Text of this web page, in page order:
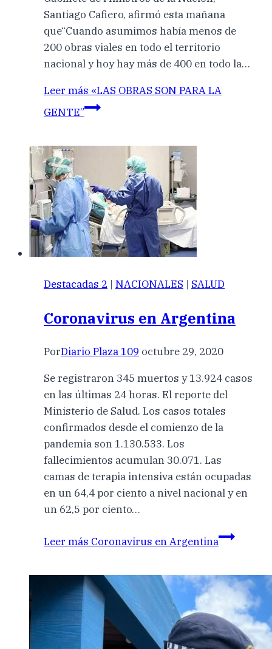
Santiago Cafiero, afirmó esta mañana
que“Cuando asumimos había menos de
200 obras viales en todo el territorio
nacional y hoy hay más de 400 en todo la…
Leer más «LAS OBRAS SON PARA LA
GENTE”
Destacadas 2 | NACIONALES | SALUD
Coronavirus en Argentina
PorDiario Plaza 109 octubre 29, 2020
Se registraron 345 muertos y 13.924 casos
en las últimas 24 horas. El reporte del
Ministerio de Salud. Los casos totales
confirmados desde el comienzo de la
pandemia son 1.130.533. Los
fallecimientos acumulan 30.071. Las
camas de terapia intensiva están ocupadas
en un 64,4 por ciento a nivel nacional y en
un 62,5 por ciento…
Leer más Coronavirus en Argentina